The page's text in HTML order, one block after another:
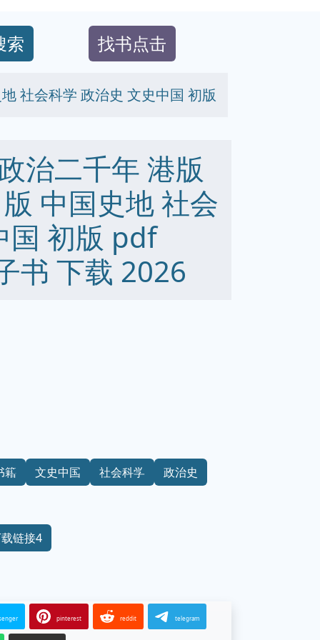
索 找书点击
社会科学 政治史 文史中国 初版
治二千年 港版
中国史地 社会
国 初版 pdf
书 下载 2026
籍 文史中国 社会科学 政治史
链接4
pinterest reddit telegram